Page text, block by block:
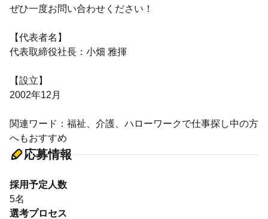
ぜひ一度お問い合わせください！
【代表者名】
代表取締役社長：小畑 雅揮
【設立】
2002年12月
関連ワード：福祉、介護、ハローワークで仕事探し中の方
へもおすすめ
応募情報
採用予定人数
5名
選考プロセス